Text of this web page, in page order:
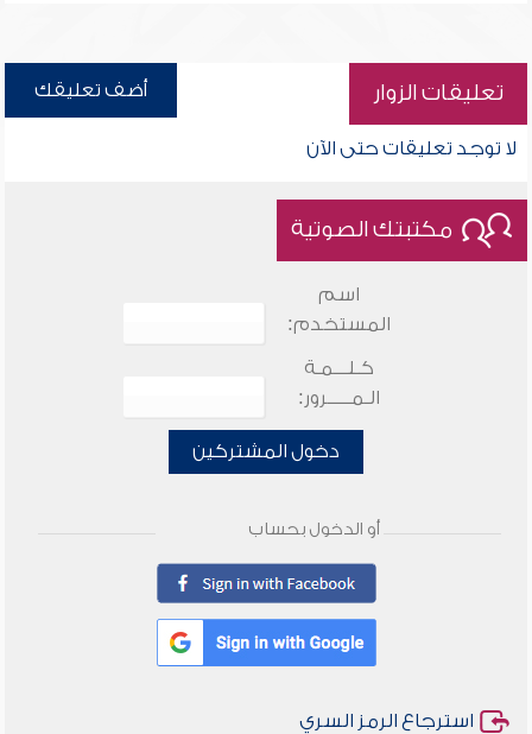
تعليقات الزوار أضف تعليقك
لا توجد تعليقات حتى الآن
مكتبتك الصوتية
اسم
المستخدم:
كـلـــمـة
الـمـــــرور:
دخول المشتركين
أو الدخول بحساب
استرجاع الرمز السري